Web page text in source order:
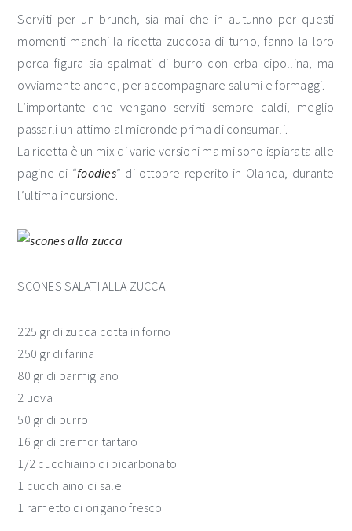
Serviti per un brunch, sia mai che in autunno per questi
momenti manchi la ricetta zuccosa di turno, fanno la loro
porca figura sia spalmati di burro con erba cipollina, ma
ovviamente anche, per accompagnare salumi e formaggi.
L’importante che vengano serviti sempre caldi, meglio
passarli un attimo al micronde prima di consumarli.
La ricetta è un mix di varie versioni ma mi sono ispiarata alle
pagine di “foodies” di ottobre reperito in Olanda, durante
l’ultima incursione.
SCONES SALATI ALLA ZUCCA
225 gr di zucca cotta in forno
250 gr di farina
80 gr di parmigiano
2 uova
50 gr di burro
16 gr di cremor tartaro
1/2 cucchiaino di bicarbonato
1 cucchiaino di sale
1 rametto di origano fresco